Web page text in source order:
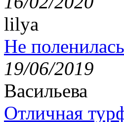
lilya
Не
19/06/2019
Васильева
Отличная